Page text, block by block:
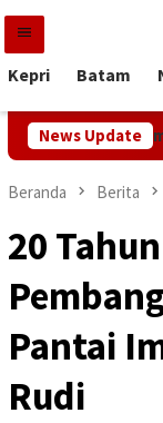
Loncat
konten
Kepri Batam
News Update
Jemput
Beranda Berita
20
Pantai
Rudi